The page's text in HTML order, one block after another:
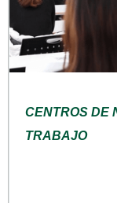
CENTROS DE
TRABAJO